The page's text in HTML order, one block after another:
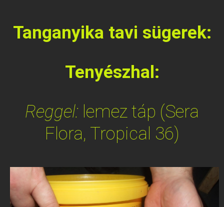
Tanganyika tavi sügerek:
Tenyészhal:
Reggel: lemez táp (Sera
Flora, Tropical 36)